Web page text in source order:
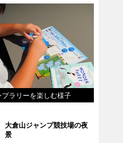
ラリーを楽しむ様子
大倉山ジャンプ競技場の夜
景